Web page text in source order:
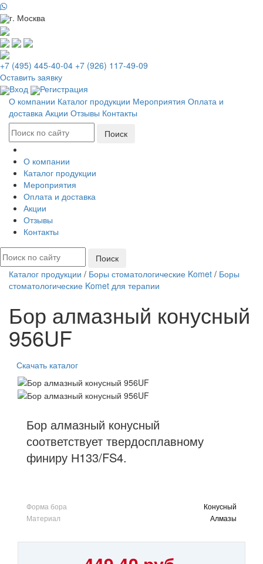
г. Москва
+7 (495) 445-40-04 +7 (926) 117-49-09
Оставить заявку
Вход
Регистрация
О компании Каталог продукции Мероприятия Оплата и
доставка Акции Отзывы Контакты
О компании
Каталог продукции
Мероприятия
Оплата и доставка
Акции
Отзывы
Контакты
Каталог продукции / Боры стоматологические Komet / Боры
стоматологические Komet для терапии
Бор алмазный конусный
956UF
Скачать каталог
Бор алмазный конусный
соответствует твердосплавному
финиру Н133/FS4.
Форма бора
Конусный
Материал
Алмазы